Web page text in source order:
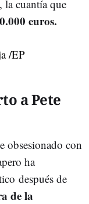
la cuantía que
euros.
a Pete
obsesionado con
ha
después de
de la